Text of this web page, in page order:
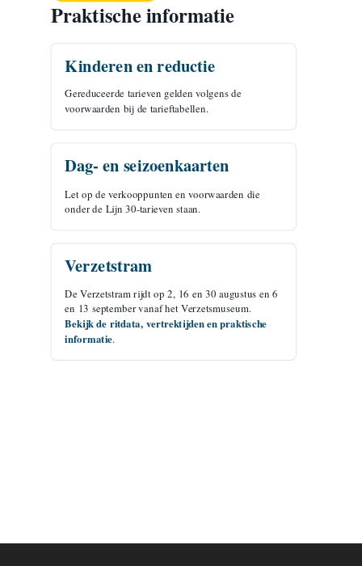
Praktische informatie
Kinderen en reductie
Gereduceerde tarieven gelden volgens de
voorwaarden bij de tarieftabellen.
Dag- en seizoenkaarten
Let op de verkooppunten en voorwaarden die
onder de Lijn 30-tarieven staan.
Verzetstram
De Verzetstram rijdt op 2, 16 en 30 augustus en 6
en 13 september vanaf het Verzetsmuseum.
Bekijk de ritdata, vertrektijden en praktische
informatie.